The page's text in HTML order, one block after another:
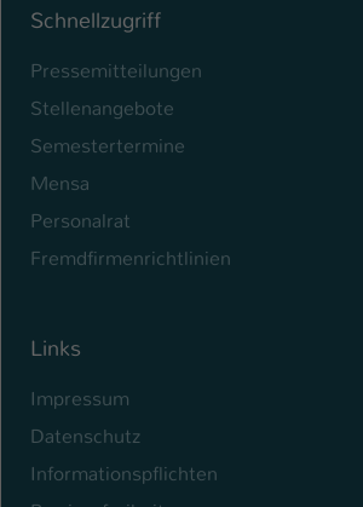
Schnellzugriff
Pressemitteilungen
Stellenangebote
Semestertermine
Mensa
Personalrat
Fremdfirmenrichtlinien
Links
Impressum
Datenschutz
Informationspflichten